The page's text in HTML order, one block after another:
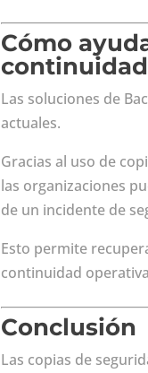
Cómo
Las soluciones de
actuales.
Gracias al uso de
las organizaciones
de un incidente de
Esto permite
continuidad
Conclusión
Las copias de